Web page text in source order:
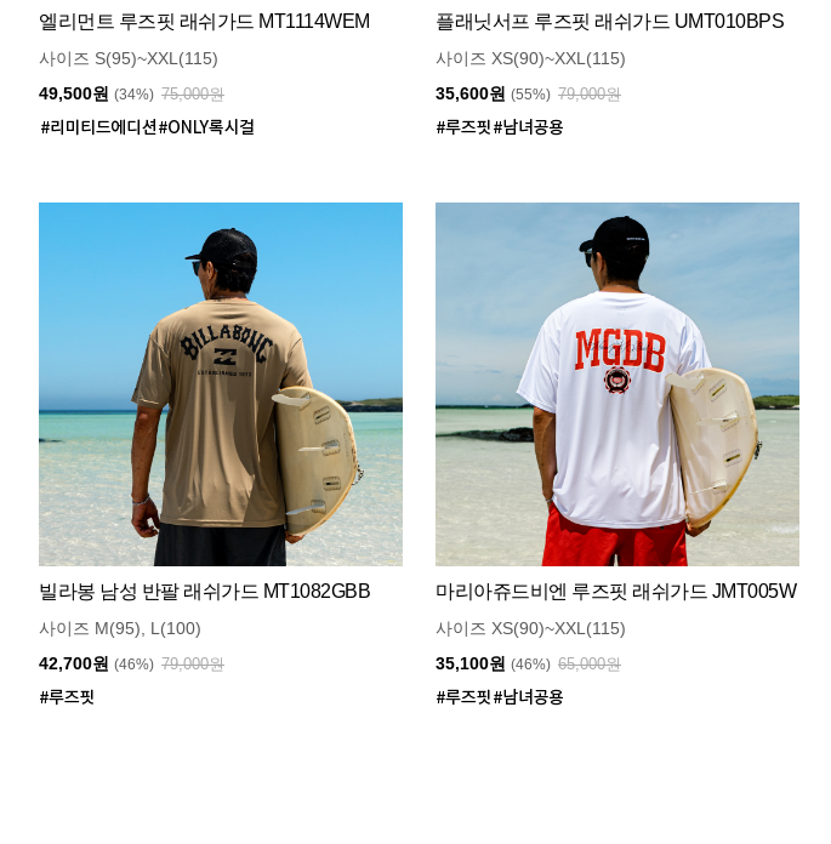
엘리먼트 루즈핏 래쉬가드 MT1114WEM
사이즈 S(95)~XXL(115)
49,500원 (34%) 75,000원
플래닛서프 루즈핏 래쉬가드 UMT010BPS
사이즈 XS(90)~XXL(115)
35,600원 (55%) 79,000원
빌라봉 남성 반팔 래쉬가드 MT1082GBB
사이즈 M(95), L(100)
42,700원 (46%) 79,000원
마리아쥬드비엔 루즈핏 래쉬가드 JMT005W
사이즈 XS(90)~XXL(115)
35,100원 (46%) 65,000원